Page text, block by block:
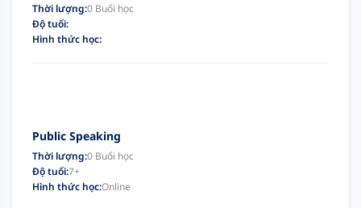
Thời lượng:0 Buổi học
Độ tuổi:
Hình thức học:
Public Speaking
Thời lượng:0 Buổi học
Độ tuổi:7+
Hình thức học:Online